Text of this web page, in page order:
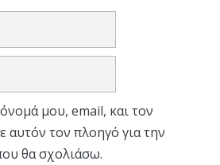
μου, email, και τον
αυτόν τον πλοηγό για την
θα σχολιάσω.